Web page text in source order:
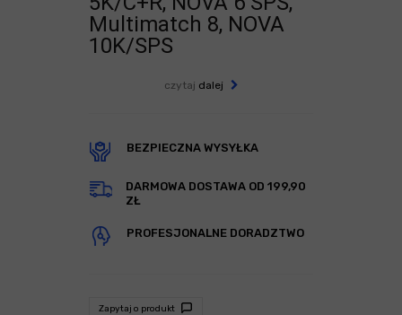
Multimatch 8, NOVA
10K/SPS
czytaj dalej
BEZPIECZNA WYSYŁKA
DARMOWA DOSTAWA OD 199,90
ZŁ
PROFESJONALNE DORADZTWO
Zapytaj o produkt